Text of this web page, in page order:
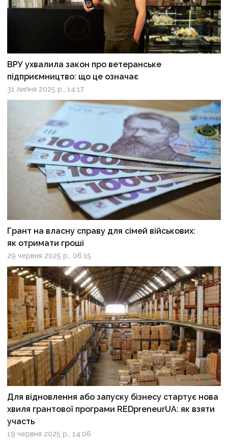
ВРУ ухвалила закон про ветеранське
підприємництво: що це означає
31 липня 2025 р., 14:17
Грант на власну справу для сімей військових:
як отримати гроші
29 червня 2025 р., 06:15
Для відновлення або запуску бізнесу стартує нова
хвиля грантової програми REDpreneurUA: як взяти
участь
19 червня 2025 р., 14:06